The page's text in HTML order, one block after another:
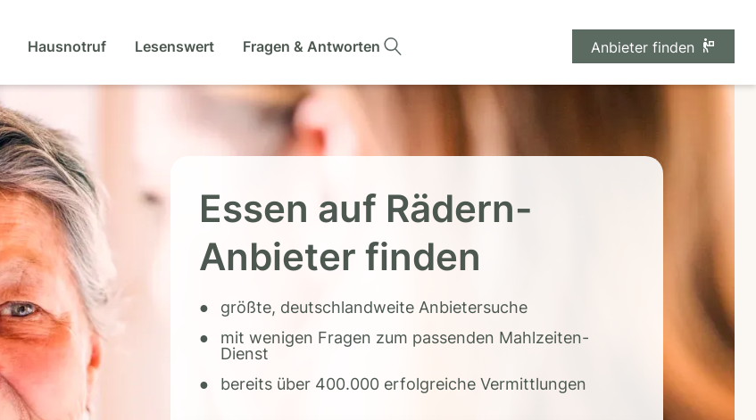
Hausnotruf Lesenswert Fragen & Antworten Anbieter finden
Essen auf Rädern-
Anbieter finden
größte, deutschlandweite Anbietersuche
mit wenigen Fragen zum passenden Mahlzeiten-
Dienst
bereits über 400.000 erfolgreiche Vermittlungen